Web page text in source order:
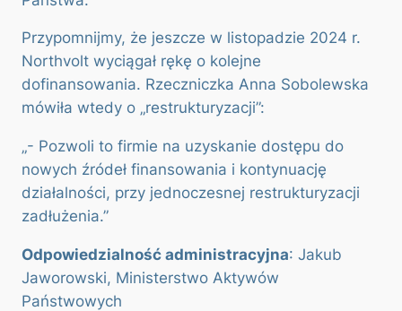
Przypomnijmy, że jeszcze w listopadzie 2024 r.
Northvolt wyciągał rękę o kolejne
dofinansowania. Rzeczniczka Anna Sobolewska
mówiła wtedy o „restrukturyzacji”:
„- Pozwoli to firmie na uzyskanie dostępu do
nowych źródeł finansowania i kontynuację
działalności, przy jednoczesnej restrukturyzacji
zadłużenia.”
Odpowiedzialność administracyjna: Jakub
Jaworowski, Ministerstwo Aktywów
Państwowych